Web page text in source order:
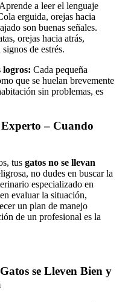
Aprende a leer el lenguaje
erguida, orejas hacia
son buenas señales.
orejas hacia atrás,
de estrés.
logros: Cada pequeña
que se huelan brevemente
sin problemas, es
– Cuando
tus gatos no se llevan
no dudes en buscar la
especializado en
evaluar la situación,
un plan de manejo
de un profesional es la
se Lleven Bien y